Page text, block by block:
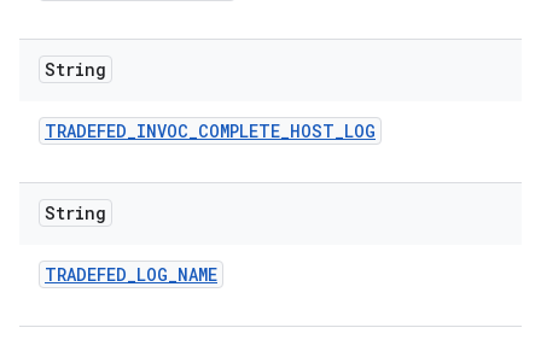
String
TRADEFED_INVOC_COMPLETE_HOST_LOG
String
TRADEFED_LOG_NAME